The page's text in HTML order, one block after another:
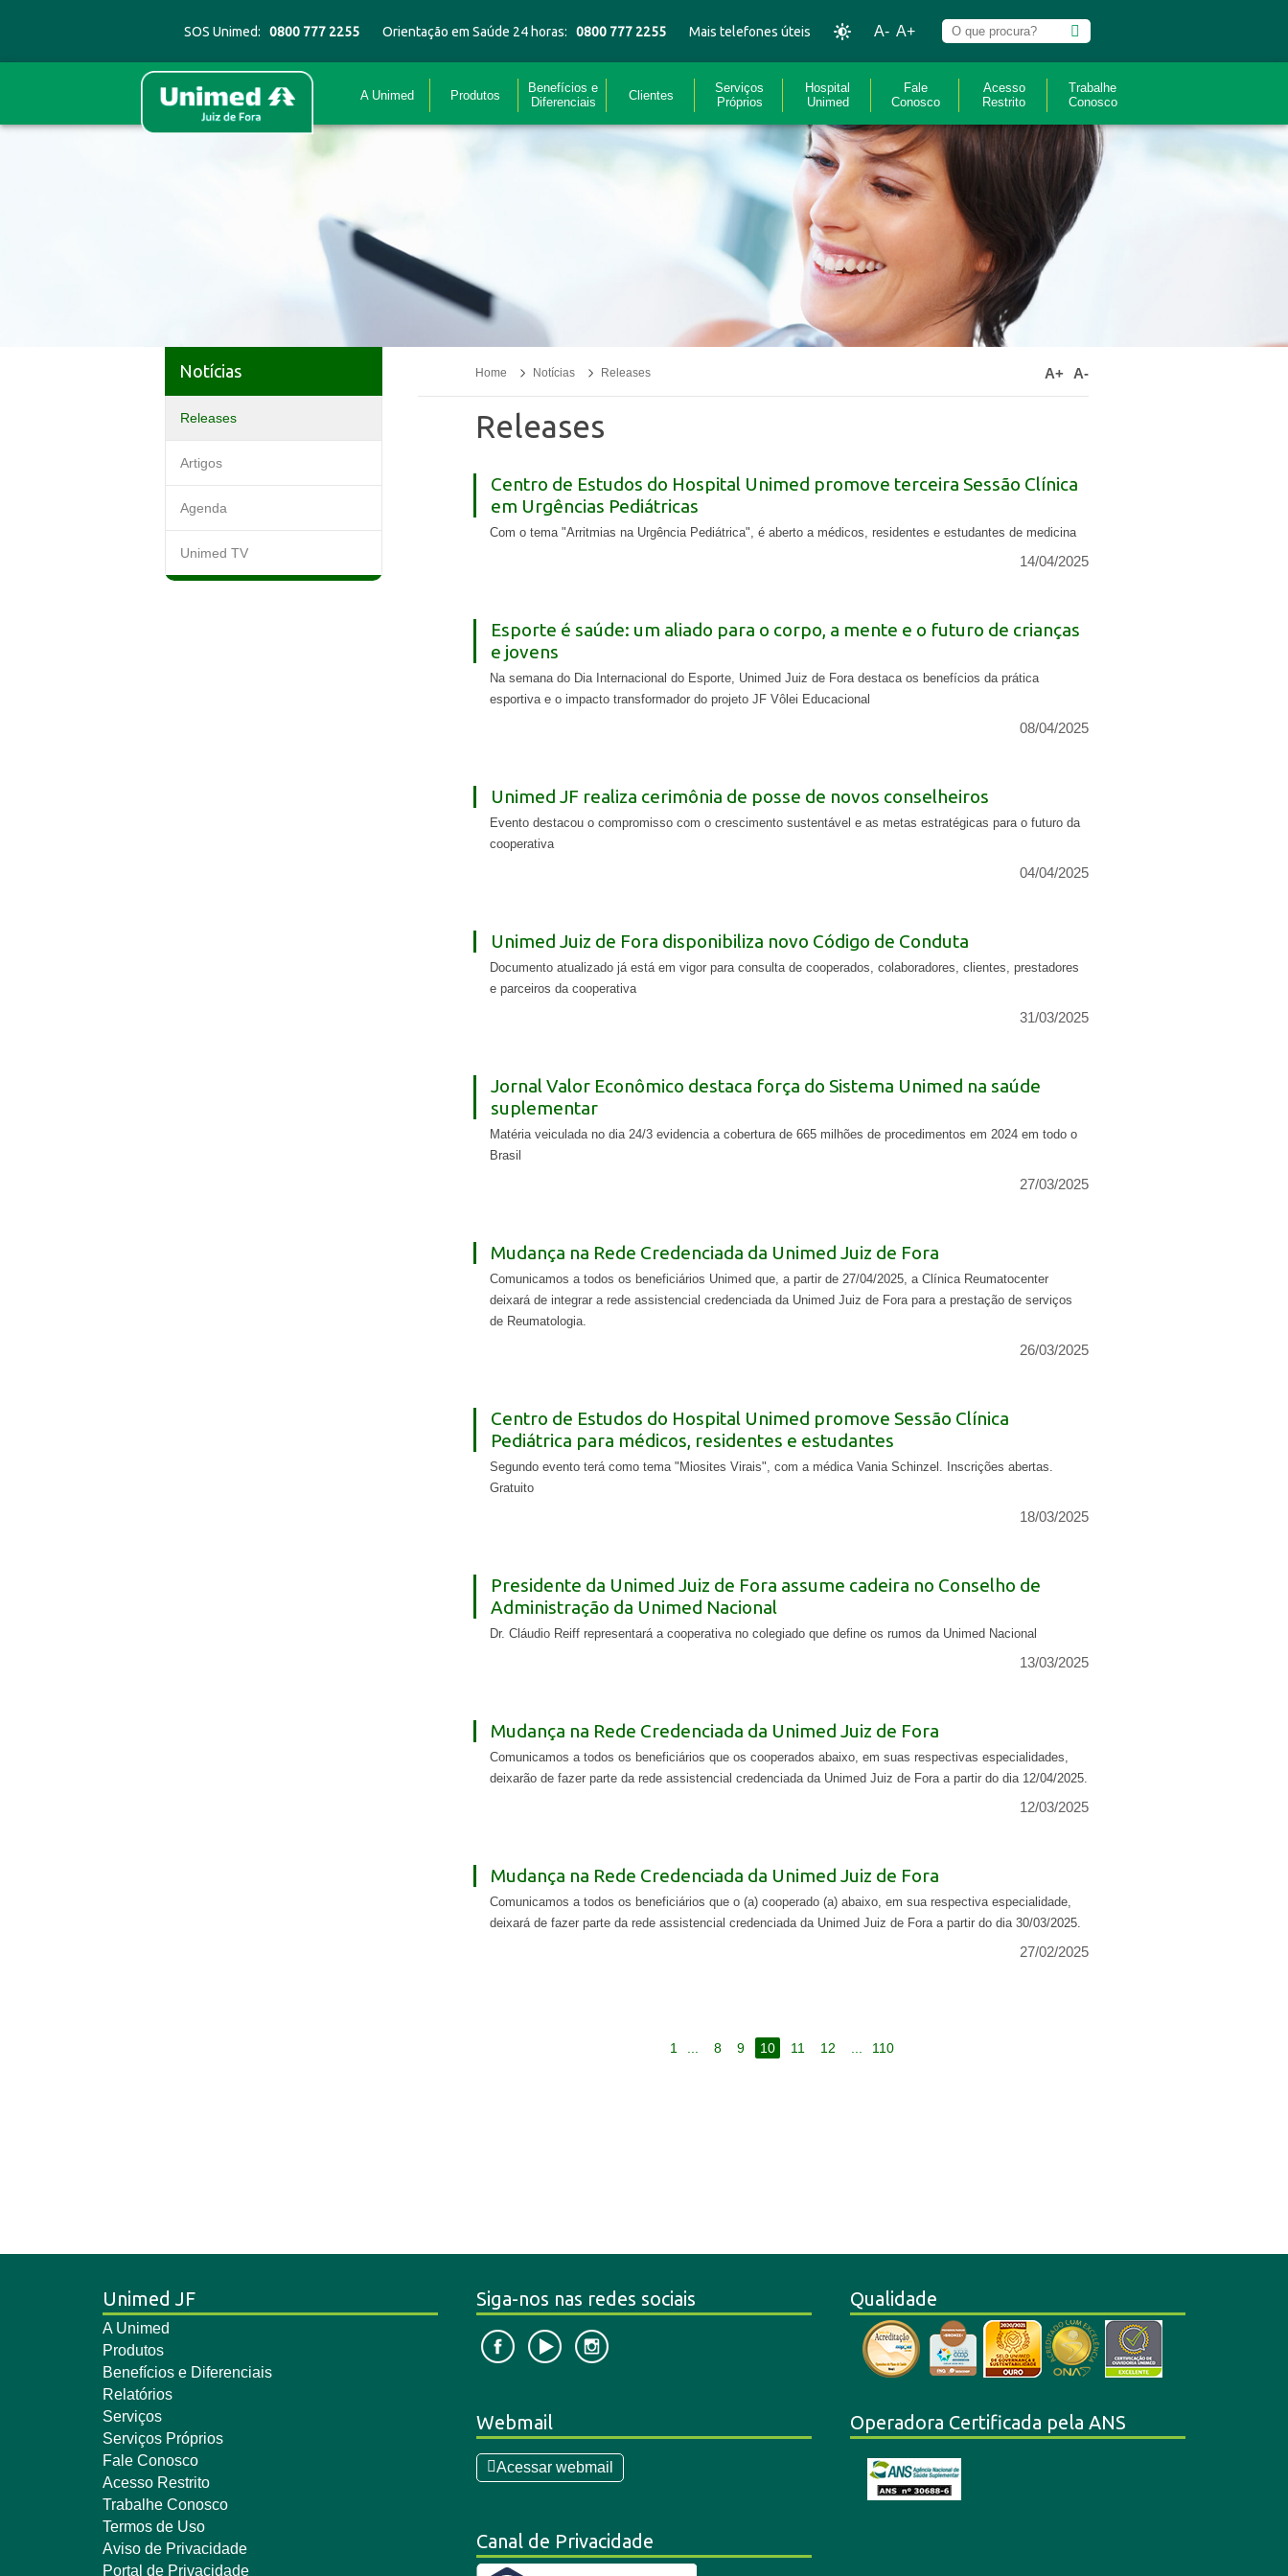
SOS Unimed: 0800 777 2255 Orientação em Saúde 24 horas: 0800 777 2255 Mais telefones úteis A- A+
A Unimed Produtos
Benefícios e
Diferenciais
Clientes
Serviços
Próprios
Hospital
Unimed
Fale
Conosco
Acesso
Restrito
Trabalhe
Conosco
Notícias
Releases
Artigos
Agenda
Unimed TV
Home Notícias Releases A+ A-
Releases
Centro de Estudos do Hospital Unimed promove terceira Sessão Clínica
em Urgências Pediátricas
Com o tema "Arritmias na Urgência Pediátrica", é aberto a médicos, residentes e estudantes de medicina
14/04/2025
Esporte é saúde: um aliado para o corpo, a mente e o futuro de crianças
e jovens
Na semana do Dia Internacional do Esporte, Unimed Juiz de Fora destaca os benefícios da prática
esportiva e o impacto transformador do projeto JF Vôlei Educacional
08/04/2025
Unimed JF realiza cerimônia de posse de novos conselheiros
Evento destacou o compromisso com o crescimento sustentável e as metas estratégicas para o futuro da
cooperativa
04/04/2025
Unimed Juiz de Fora disponibiliza novo Código de Conduta
Documento atualizado já está em vigor para consulta de cooperados, colaboradores, clientes, prestadores
e parceiros da cooperativa
31/03/2025
Jornal Valor Econômico destaca força do Sistema Unimed na saúde
suplementar
Matéria veiculada no dia 24/3 evidencia a cobertura de 665 milhões de procedimentos em 2024 em todo o
Brasil
27/03/2025
Mudança na Rede Credenciada da Unimed Juiz de Fora
Comunicamos a todos os beneficiários Unimed que, a partir de 27/04/2025, a Clínica Reumatocenter
deixará de integrar a rede assistencial credenciada da Unimed Juiz de Fora para a prestação de serviços
de Reumatologia.
26/03/2025
Centro de Estudos do Hospital Unimed promove Sessão Clínica
Pediátrica para médicos, residentes e estudantes
Segundo evento terá como tema "Miosites Virais", com a médica Vania Schinzel. Inscrições abertas.
Gratuito
18/03/2025
Presidente da Unimed Juiz de Fora assume cadeira no Conselho de
Administração da Unimed Nacional
Dr. Cláudio Reiff representará a cooperativa no colegiado que define os rumos da Unimed Nacional
13/03/2025
Mudança na Rede Credenciada da Unimed Juiz de Fora
Comunicamos a todos os beneficiários que os cooperados abaixo, em suas respectivas especialidades,
deixarão de fazer parte da rede assistencial credenciada da Unimed Juiz de Fora a partir do dia 12/04/2025.
12/03/2025
Mudança na Rede Credenciada da Unimed Juiz de Fora
Comunicamos a todos os beneficiários que o (a) cooperado (a) abaixo, em sua respectiva especialidade,
deixará de fazer parte da rede assistencial credenciada da Unimed Juiz de Fora a partir do dia 30/03/2025.
27/02/2025
1 8 9 10 11 12 110
Unimed JF
A Unimed
Produtos
Benefícios e Diferenciais
Relatórios
Serviços
Serviços Próprios
Fale Conosco
Acesso Restrito
Trabalhe Conosco
Termos de Uso
Aviso de Privacidade
Portal de Privacidade
Siga-nos nas redes sociais
Webmail
Acessar webmail
Canal de Privacidade
Qualidade
Operadora Certificada pela ANS